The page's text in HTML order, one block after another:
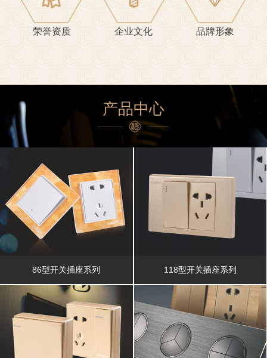
荣誉资质 企业文化 品牌形象
产品中心
86型开关插座系列 118型开关插座系列